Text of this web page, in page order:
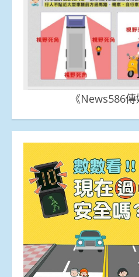
《News586